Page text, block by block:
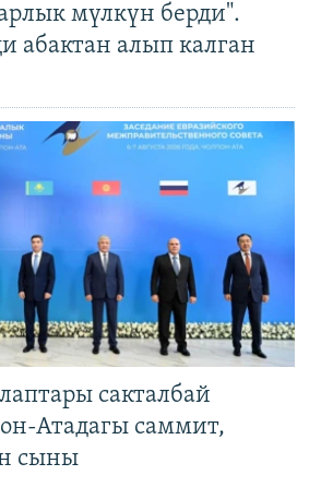
мүлкүн берди".
абактан алып калган
сакталбай
Атадагы саммит,
сыны